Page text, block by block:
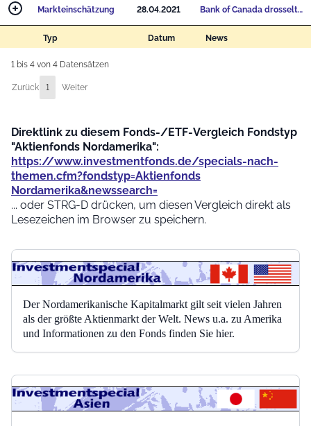
Markteinschätzung 28.04.2021 Bank of Canada drosselt als erste Zentralbank
Typ Datum News
1 bis 4 von 4 Datensätzen
Zurück 1 Weiter
Direktlink zu diesem Fonds-/ETF-Vergleich Fondstyp
"Aktienfonds Nordamerika":
https://www.investmentfonds.de/specials-nach-
themen.cfm?fondstyp=Aktienfonds
Nordamerika&newssearch=
... oder STRG-D drücken, um diesen Vergleich direkt als
Lesezeichen im Browser zu speichern.
Der Nordamerikanische Kapitalmarkt gilt seit vielen Jahren
als der größte Aktienmarkt der Welt. News u.a. zu Amerika
und Informationen zu den Fonds finden Sie hier.